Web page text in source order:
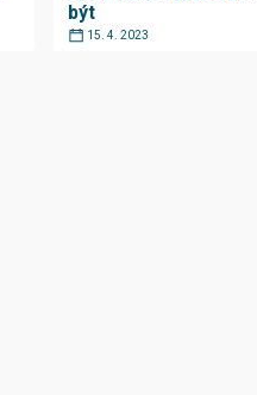
být
15. 4. 2023